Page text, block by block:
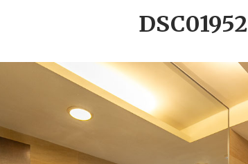
DSC01952